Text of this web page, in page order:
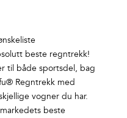
beste regntrekk!
til både sportsdel, bag
Regntrekk med
vogner du har.
beste